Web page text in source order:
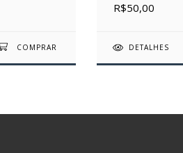
R$50,00
DETALHES